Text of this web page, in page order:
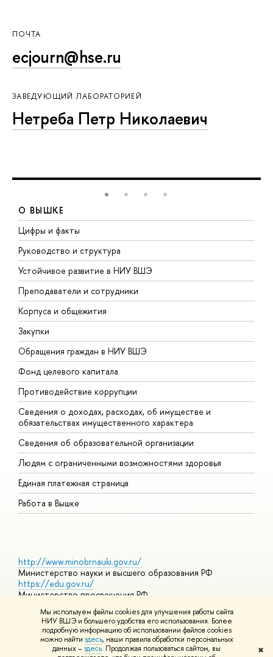
Мы используем файлы cookies для улучшения работы сайта
НИУ ВШЭ и большего удобства его использования. Более
подробную информацию об использовании файлов cookies
можно найти здесь, наши правила обработки персональных
данных –здесь. Продолжая пользоваться сайтом, вы
✖
ПОЧТА
ecjourn@hse.ru
ЗАВЕДУЮЩИЙ ЛАБОРАТОРИЕЙ
Нетреба Петр Николаевич
О ВЫШКЕ
Цифры и факты
Руководство и структура
Устойчивое развитие в НИУ ВШЭ
Преподаватели и сотрудники
Корпуса и общежития
Закупки
Обращения граждан в НИУ ВШЭ
Фонд целевого капитала
Противодействие коррупции
Сведения о доходах, расходах, об имуществе и
обязательствах имущественного характера
Сведения об образовательной организации
Людям с ограниченными возможностями здоровья
Единая платежная страница
Работа в Вышке
http://www.minobrnauki.gov.ru/
Министерство науки и высшего образования РФ
https://edu.gov.ru/
Министерство просвещения РФ
https://elearning.hse.ru/mooc
Массовые открытые онлайн-курсы
© НИУ ВШЭ 1993–2026 Адреса и контактыУсловия